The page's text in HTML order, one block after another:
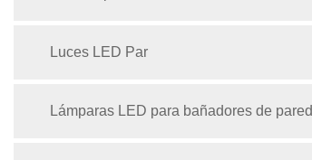
Luces LED Par
Lámparas LED para bañadores de pared